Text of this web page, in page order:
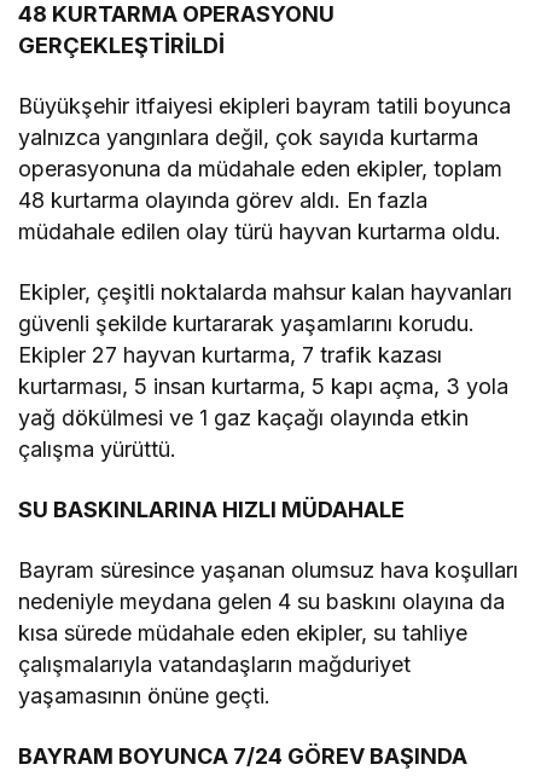
48 KURTARMA OPERASYONU
GERÇEKLEŞTİRİLDİ
Büyükşehir itfaiyesi ekipleri bayram tatili boyunca
yalnızca yangınlara değil, çok sayıda kurtarma
operasyonuna da müdahale eden ekipler, toplam
48 kurtarma olayında görev aldı. En fazla
müdahale edilen olay türü hayvan kurtarma oldu.
Ekipler, çeşitli noktalarda mahsur kalan hayvanları
güvenli şekilde kurtararak yaşamlarını korudu.
Ekipler 27 hayvan kurtarma, 7 trafik kazası
kurtarması, 5 insan kurtarma, 5 kapı açma, 3 yola
yağ dökülmesi ve 1 gaz kaçağı olayında etkin
çalışma yürüttü.
SU BASKINLARINA HIZLI MÜDAHALE
Bayram süresince yaşanan olumsuz hava koşulları
nedeniyle meydana gelen 4 su baskını olayına da
kısa sürede müdahale eden ekipler, su tahliye
çalışmalarıyla vatandaşların mağduriyet
yaşamasının önüne geçti.
BAYRAM BOYUNCA 7/24 GÖREV BAŞINDA